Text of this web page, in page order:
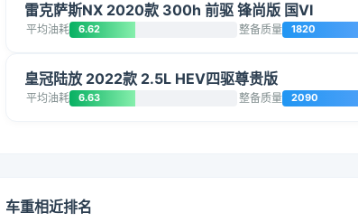
雷克萨斯NX 2020款 300h 前驱 锋尚版 国VI
平均油耗 6.62 整备质量 1820
皇冠陆放 2022款 2.5L HEV四驱尊贵版
平均油耗 6.63 整备质量 2090
车重相近排名